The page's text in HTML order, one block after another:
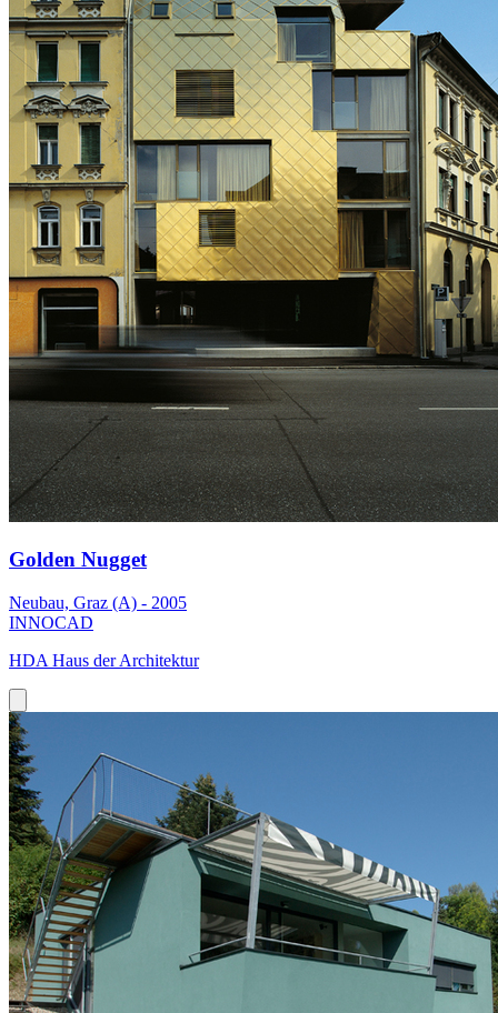
Golden Nugget
Neubau, Graz (A) - 2005
INNOCAD
HDA Haus der Architektur